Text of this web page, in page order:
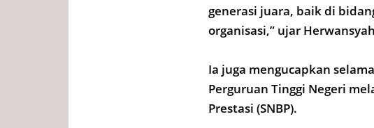
generasi juara, baik di
organisasi,” ujar
Ia juga mengucapkan
Perguruan Tinggi Negeri
Prestasi (SNBP).